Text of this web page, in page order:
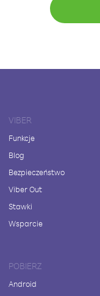
VIBER
Funkcje
Blog
Bezpieczeństwo
Viber Out
Stawki
Wsparcie
POBIERZ
Android